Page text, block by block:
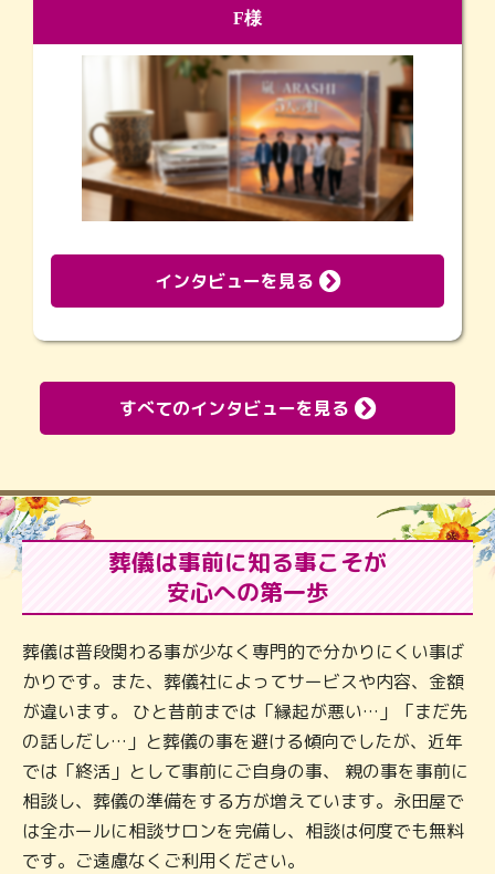
F様
インタビューを見る
すべてのインタビューを見る
葬儀は事前に知る事こそが
安心への第一歩
葬儀は普段関わる事が少なく専門的で分かりにくい事ば
かりです。また、葬儀社によってサービスや内容、金額
が違います。 ひと昔前までは「縁起が悪い…」「まだ先
の話しだし…」と葬儀の事を避ける傾向でしたが、近年
では「終活」として事前にご自身の事、 親の事を事前に
相談し、葬儀の準備をする方が増えています。永田屋で
は全ホールに相談サロンを完備し、相談は何度でも無料
です。ご遠慮なくご利用ください。